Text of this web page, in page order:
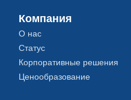
Компания
О нас
Статус
Корпоративные решения
Ценообразование